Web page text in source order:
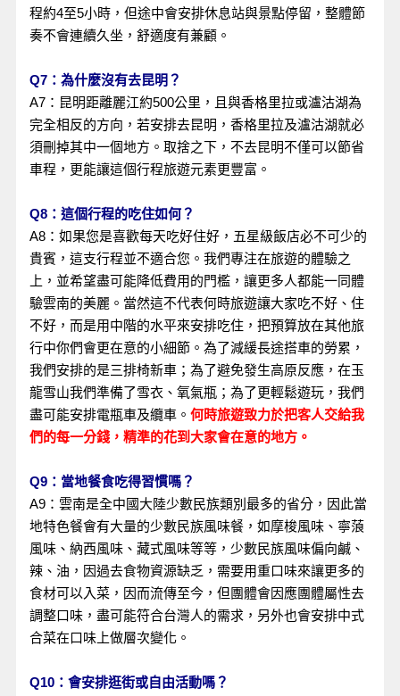
程約4至5小時，但途中會安排休息站與景點停留，整體節
奏不會連續久坐，舒適度有兼顧。
Q7：為什麼沒有去昆明？
A7：昆明距離麗江約500公里，且與香格里拉或瀘沽湖為
完全相反的方向，若安排去昆明，香格里拉及瀘沽湖就必
須刪掉其中一個地方。取捨之下，不去昆明不僅可以節省
車程，更能讓這個行程旅遊元素更豐富。
Q8：這個行程的吃住如何？
A8：如果您是喜歡每天吃好住好，五星級飯店必不可少的
貴賓，這支行程並不適合您。我們專注在旅遊的體驗之
上，並希望盡可能降低費用的門檻，讓更多人都能一同體
驗雲南的美麗。當然這不代表何時旅遊讓大家吃不好、住
不好，而是用中階的水平來安排吃住，把預算放在其他旅
行中你們會更在意的小細節。為了減緩長途搭車的勞累，
我們安排的是三排椅新車；為了避免發生高原反應，在玉
龍雪山我們準備了雪衣、氧氣瓶；為了更輕鬆遊玩，我們
盡可能安排電瓶車及纜車。 何時旅遊致力於把客人交給我
們的每一分錢，精準的花到大家會在意的地方。
Q9：當地餐食吃得習慣嗎？
A9：雲南是全中國大陸少數民族類別最多的省分，因此當
地特色餐會有大量的少數民族風味餐，如摩梭風味、寧蒗
風味、納西風味、藏式風味等等，少數民族風味偏向鹹、
辣、油，因過去食物資源缺乏，需要用重口味來讓更多的
食材可以入菜，因而流傳至今，但團體會因應團體屬性去
調整口味，盡可能符合台灣人的需求，另外也會安排中式
合菜在口味上做層次變化。
Q10：會安排逛街或自由活動嗎？